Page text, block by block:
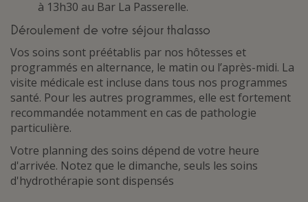
à 13h30 au Bar La Passerelle.
Déroulement de votre séjour thalasso
Vos soins sont préétablis par nos hôtesses et
programmés en alternance, le matin ou l’après-midi. La
visite médicale est incluse dans tous nos programmes
santé. Pour les autres programmes, elle est fortement
recommandée notamment en cas de pathologie
particulière.
Votre planning des soins dépend de votre heure
d'arrivée. Notez que le dimanche, seuls les soins
d'hydrothérapie sont dispensés